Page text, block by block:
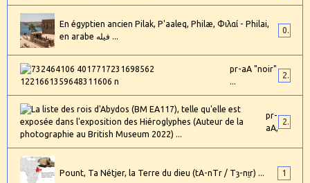
En égyptien ancien Pilak, P'aaleq, Philæ, Φιλαί - Philai,
en arabe فيله ...
0
pr-aA "noir"
...
2
pr-
aA,
24
Pount, Ta Nétjer, la Terre du dieu (tA-nTr / Tȝ-nṯr) ... 1